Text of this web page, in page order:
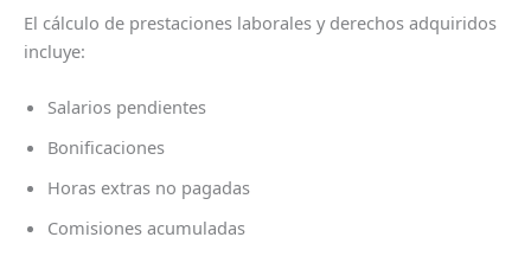
El cálculo de prestaciones laborales y derechos adquiridos
incluye:
Salarios pendientes
Bonificaciones
Horas extras no pagadas
Comisiones acumuladas